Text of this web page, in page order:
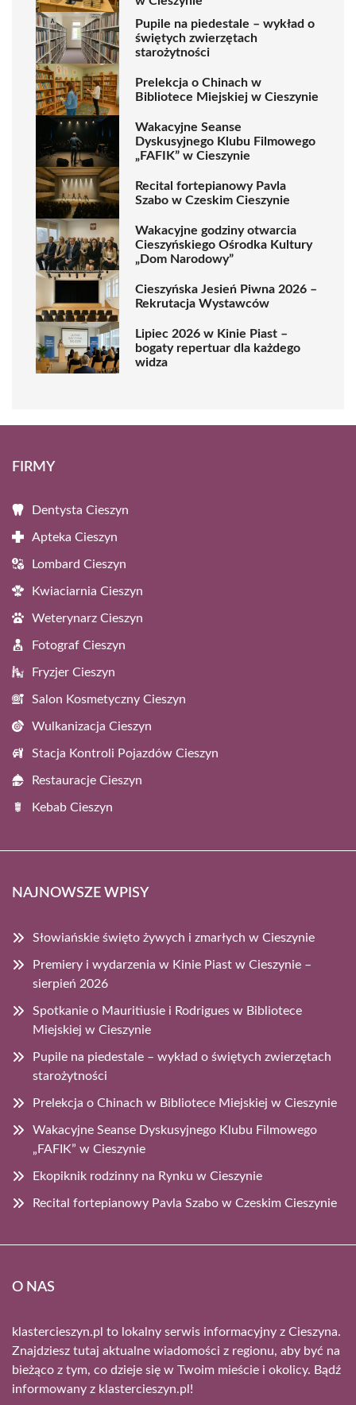
Pupile na piedestale – wykład o
świętych zwierzętach
starożytności
Prelekcja o Chinach w
Bibliotece Miejskiej w Cieszynie
Wakacyjne Seanse
Dyskusyjnego Klubu Filmowego
„FAFIK” w Cieszynie
Recital fortepianowy Pavla
Szabo w Czeskim Cieszynie
Wakacyjne godziny otwarcia
Cieszyńskiego Ośrodka Kultury
„Dom Narodowy”
Cieszyńska Jesień Piwna 2026 –
Rekrutacja Wystawców
Lipiec 2026 w Kinie Piast –
bogaty repertuar dla każdego
widza
FIRMY
Dentysta Cieszyn
Apteka Cieszyn
Lombard Cieszyn
Kwiaciarnia Cieszyn
Weterynarz Cieszyn
Fotograf Cieszyn
Fryzjer Cieszyn
Salon Kosmetyczny Cieszyn
Wulkanizacja Cieszyn
Stacja Kontroli Pojazdów Cieszyn
Restauracje Cieszyn
Kebab Cieszyn
NAJNOWSZE WPISY
Słowiańskie święto żywych i zmarłych w Cieszynie
Premiery i wydarzenia w Kinie Piast w Cieszynie –
sierpień 2026
Spotkanie o Mauritiusie i Rodrigues w Bibliotece
Miejskiej w Cieszynie
Pupile na piedestale – wykład o świętych zwierzętach
starożytności
Prelekcja o Chinach w Bibliotece Miejskiej w Cieszynie
Wakacyjne Seanse Dyskusyjnego Klubu Filmowego
„FAFIK” w Cieszynie
Ekopiknik rodzinny na Rynku w Cieszynie
Recital fortepianowy Pavla Szabo w Czeskim Cieszynie
O NAS
klastercieszyn.pl to lokalny serwis informacyjny z Cieszyna.
Znajdziesz tutaj aktualne wiadomości z regionu, aby być na
bieżąco z tym, co dzieje się w Twoim mieście i okolicy. Bądź
informowany z klastercieszyn.pl!